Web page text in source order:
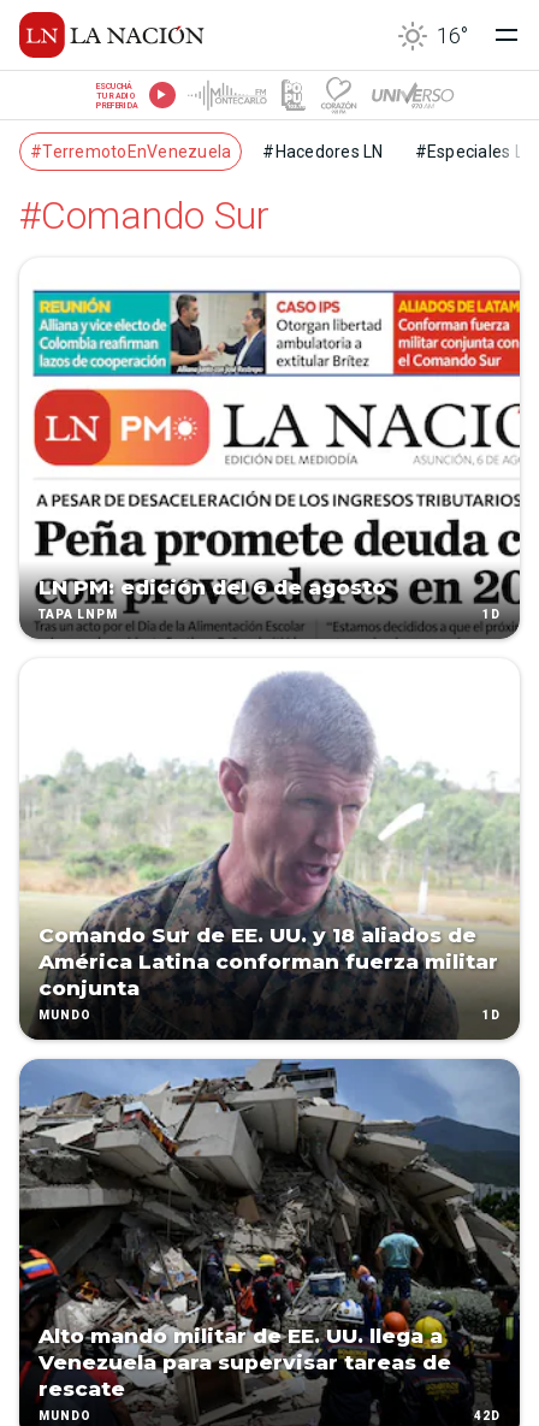
16°
ESCUCHÁ
TU RADIO
PREFERIDA
#TerremotoEnVenezuela #Hacedores LN #Especiales LN
#Comando Sur
LN PM: edición del 6 de agosto
TAPA LNPM 1D
Comando Sur de EE. UU. y 18 aliados de
América Latina conforman fuerza militar
conjunta
MUNDO 1D
Alto mando militar de EE. UU. llega a
Venezuela para supervisar tareas de
rescate
MUNDO 42D